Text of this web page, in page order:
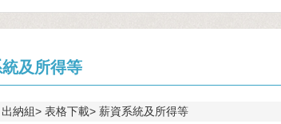
及所得等
出納組 表格下載 薪資系統及所得等